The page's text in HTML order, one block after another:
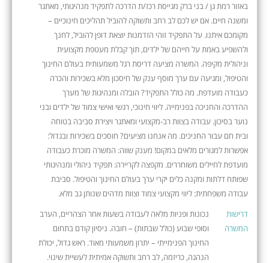
באזור רמת גן / בני ברק מגייסת רכז/ת הדרכה לתפקיד מנהיגותי, מאתגר
ומשנה חיים. אם יש לכם לב רחב ותשוקה להוביל תהליכים חינוכיים –
מקומכם איתנו. על התפקיד זוהי הזדמנות יוצאת דופן להוביל, לחנך
ולהשפיע באמת על חייהם של ילדים, תוך קבלת מעטפת מקצועית
וניהולית מקיפה. המשרה מציעה דריסת רגל משמעותית בעולם החינוך
והטיפול, ומגיעה עם ערך מוסף ענק של חיסכון מלא בשכירות והכרה
כעבודה מועדפת. מה כולל התפקיד? הובלה ומנהיגות של מערך
ההדרכה והחניכה בפנימייה. ליווי חינוכי, רגשי ואישי צמוד של ילדים ובני
נוער בסיכון. עבודה בצוות רב-מקצועי ומאתגר ויצירת סביבה בטוחה
ובית חם עבור החניכים. מה אנחנו מציעים? חוסכים בשכירות ובגדול:
אפשרות למגורים מלאים במקום! מענק שווה: המשרה מוכרת כעבודה
מועדפת לחיילים משוחררים. מקפצה לקריירה: תפקיד ניהולי ומנהיגותי
שפותח דלתות ומקנה כלים יקרי ערך בעולם החינוך והטיפול. סביבת
עבודה משפחתית: ליווי מקצועי צמוד וצוות מדהים שנותן גב מלא.
דרישות
המשרה
נכונות ופניות מלאה לעבודה בשעות אחר הצהריים, הערב
וסופי שבוע (כולל שבתות) – חובה. ניסיון קודם בתחום
החינוך הפנימייתי – יתרון משמעותי מאוד. ראש גדול, יכולת
הנהגה, כריזמה, לב רחב ותשוקה אמיתית לעשיית שינוי.